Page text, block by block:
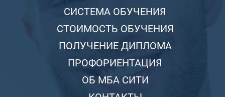
СИСТЕМА ОБУЧЕНИЯ
СТОИМОСТЬ ОБУЧЕНИЯ
ПОЛУЧЕНИЕ ДИПЛОМА
ПРОФОРИЕНТАЦИЯ
ОБ МБА СИТИ